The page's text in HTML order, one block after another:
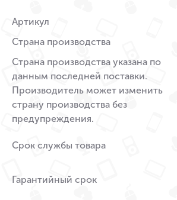
Артикул
Страна производства
Страна производства указана по
данным последней поставки.
Производитель может изменить
страну производства без
предупреждения.
Срок службы товара
Гарантийный срок